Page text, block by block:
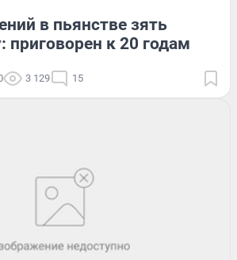
в пьянстве зять
приговорен к 20 годам
3 129 15